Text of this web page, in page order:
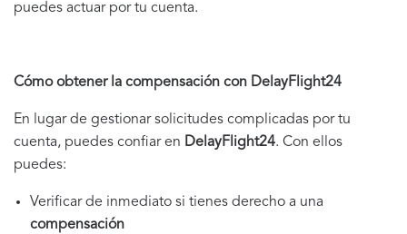
puedes actuar por tu cuenta.
Cómo obtener la compensación con DelayFlight24
En lugar de gestionar solicitudes complicadas por tu
cuenta, puedes confiar en DelayFlight24. Con ellos
puedes:
Verificar de inmediato si tienes derecho a una
compensación